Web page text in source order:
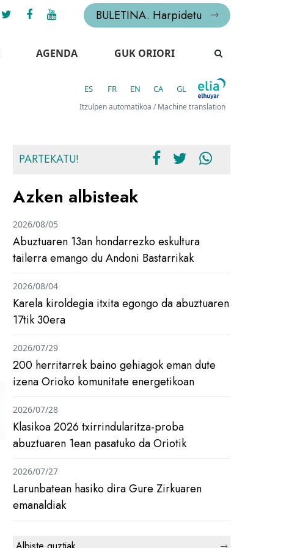
BULETINA. Harpidetu
AGENDA GUK ORIORI
ES FR EN CA GL
Itzulpen automatikoa / Machine translation
PARTEKATU!
Azken albisteak
Abuztuaren 13an hondarrezko eskultura
tailerra emango du Andoni Bastarrikak
2026/08/05
Karela kiroldegia itxita egongo da abuztuaren
17tik 30era
2026/08/04
200 herritarrek baino gehiagok eman dute
izena Orioko komunitate energetikoan
2026/07/29
Klasikoa 2026 txirrindularitza-proba
abuztuaren 1ean pasatuko da Oriotik
2026/07/28
Larunbatean hasiko dira Gure Zirkuaren
emanaldiak
2026/07/27